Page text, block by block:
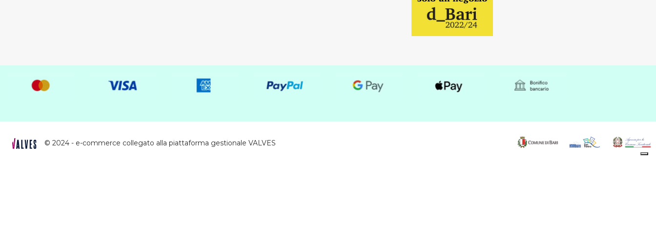
OLAPLEX (7)
RAYWELL
STUDIO COIFFEUR HAIR
LINE
(4)
© 2024 - e-commerce collegato alla piattaforma gestionale VALVES